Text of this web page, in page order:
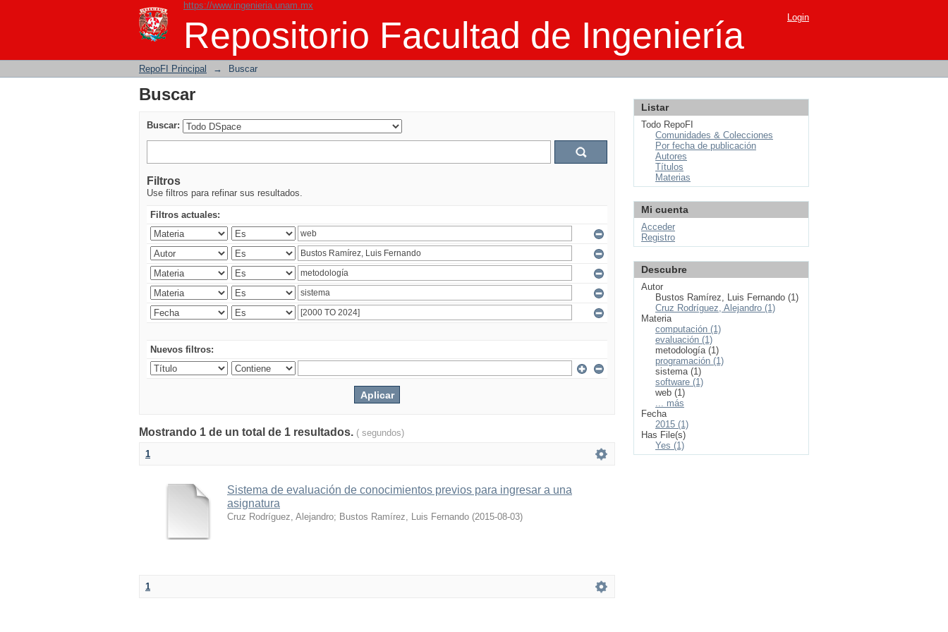
https://www.ingenieria.unam.mx
Repositorio Facultad de Ingeniería
Buscar Login
RepoFI Principal → Buscar
Buscar
Buscar:
Filtros
Use filtros para refinar sus resultados.
Filtros actuales:
Nuevos filtros:
Mostrando 1 de un total de 1 resultados. ( segundos)
1
Sistema de evaluación de conocimientos previos para ingresar a una
asignatura
Cruz Rodríguez, Alejandro; Bustos Ramírez, Luis Fernando (2015-08-03)
1
Listar
Todo RepoFI
Comunidades & Colecciones
Por fecha de publicación
Autores
Títulos
Materias
Mi cuenta
Acceder
Registro
Descubre
Autor
Bustos Ramírez, Luis Fernando (1)
Cruz Rodríguez, Alejandro (1)
Materia
computación (1)
evaluación (1)
metodología (1)
programación (1)
sistema (1)
software (1)
web (1)
... más
Fecha
2015 (1)
Has File(s)
Yes (1)